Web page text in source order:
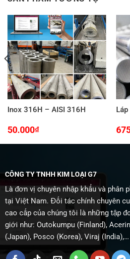
Inox 316H – AISI 316H
50.000₫
CÔNG TY TNHH KIM LOẠI G7
Là đơn vị chuyên nhập khẩu và phân
tại Việt Nam. Đối tác chính chuyên
cao cấp của chúng tôi là những tập
giới như: Outokumpu (Finland),
(Japan), Posco (Korea), Viraj (India),…